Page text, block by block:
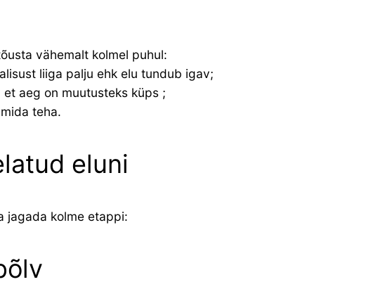
vähemalt kolmel puhul:
liiga palju ehk elu tundub igav;
aeg on muutusteks küps ;
teha.
eluni
jagada kolme etappi: